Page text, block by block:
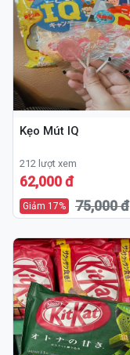
Kẹo Mút IQ
212 lượt xem
62,000 đ
Giảm 17% 75,000 đ